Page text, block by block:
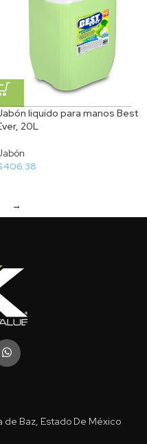
liquido para manos Best
20L
406.38
→
Baz, Estado De México